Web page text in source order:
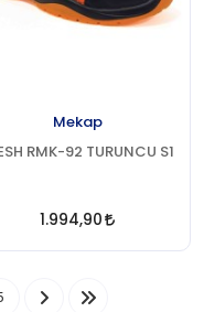
Mekap
RMK-92 TURUNCU S1
1.994,90